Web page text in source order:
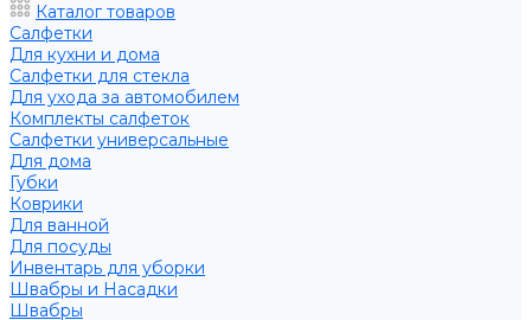
Каталог товаров
Салфетки
Для кухни и дома
Салфетки для стекла
Для ухода за автомобилем
Комплекты салфеток
Салфетки универсальные
Для дома
Губки
Коврики
Для ванной
Для посуды
Инвентарь для уборки
Швабры и Насадки
Швабры